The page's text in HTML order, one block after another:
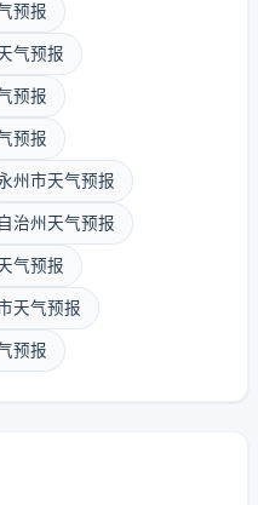
预报
气预报
预报
预报
州市天气预报
治州天气预报
气预报
天气预报
预报